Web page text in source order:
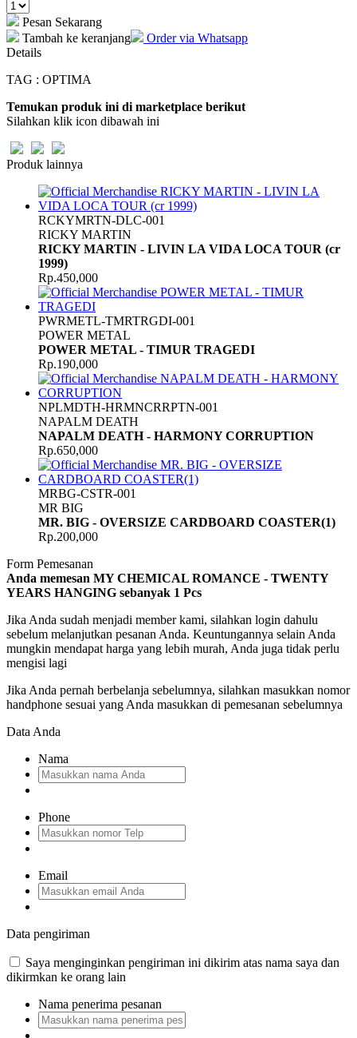
Pesan Sekarang
Tambah ke keranjang
Order via Whatsapp
Details
TAG : OPTIMA
Temukan produk ini di marketplace berikut
Silahkan klik icon dibawah ini
Produk lainnya
RCKYMRTN-DLC-001
RICKY MARTIN
RICKY MARTIN - LIVIN LA VIDA LOCA TOUR (cr
1999)
Rp.450,000
PWRMETL-TMRTRGDI-001
POWER METAL
POWER METAL - TIMUR TRAGEDI
Rp.190,000
NPLMDTH-HRMNCRRPTN-001
NAPALM DEATH
NAPALM DEATH - HARMONY CORRUPTION
Rp.650,000
MRBG-CSTR-001
MR BIG
MR. BIG - OVERSIZE CARDBOARD COASTER(1)
Rp.200,000
Form Pemesanan
Anda memesan MY CHEMICAL ROMANCE - TWENTY
YEARS HANGING sebanyak 1 Pcs
Jika Anda sudah menjadi member kami, silahkan login dahulu
sebelum melanjutkan pesanan Anda. Keuntungannya selain Anda
mungkin mendapat harga yang lebih murah, Anda juga tidak perlu
mengisi lagi
Jika Anda pernah berbelanja sebelumnya, silahkan masukkan nomor
handphone sesuai yang Anda masukkan di pemesanan sebelumnya
Data Anda
Nama
Phone
Email
Data pengiriman
Saya menginginkan pengiriman ini dikirim atas nama saya dan
dikirmkan ke orang lain
Nama penerima pesanan